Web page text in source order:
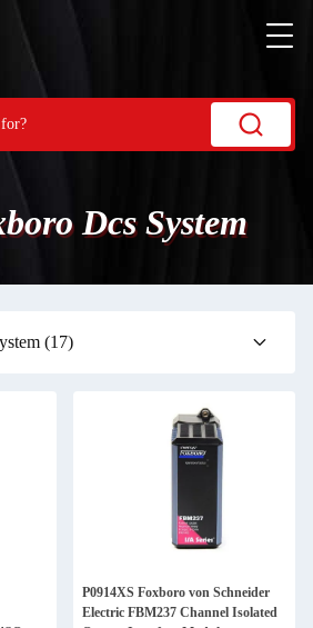
Dcs System
(17)
P0914XS Foxboro von Schneider
Electric FBM237 Channel Isolated